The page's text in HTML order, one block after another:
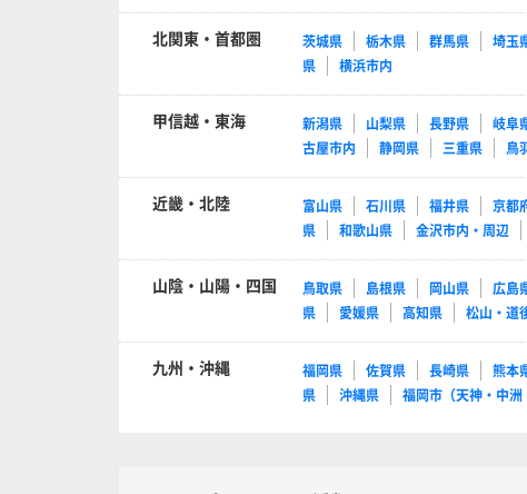
北関東・首都圏 茨城県 栃木県 群馬県 埼玉
県
横浜市内
甲信越・東海 新潟県 山梨県 長野県 岐阜
古屋市内
静岡県 三重県 鳥
近畿・北陸 富山県 石川県 福井県 京都
県
和歌山県 金沢市内・周辺
山陰・山陽・四国 鳥取県 島根県 岡山県 広島
県
愛媛県 高知県 松山・道
九州・沖縄 福岡県 佐賀県 長崎県 熊本
県
沖縄県 福岡市（天神・中